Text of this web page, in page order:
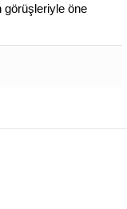
görüşleriyle öne